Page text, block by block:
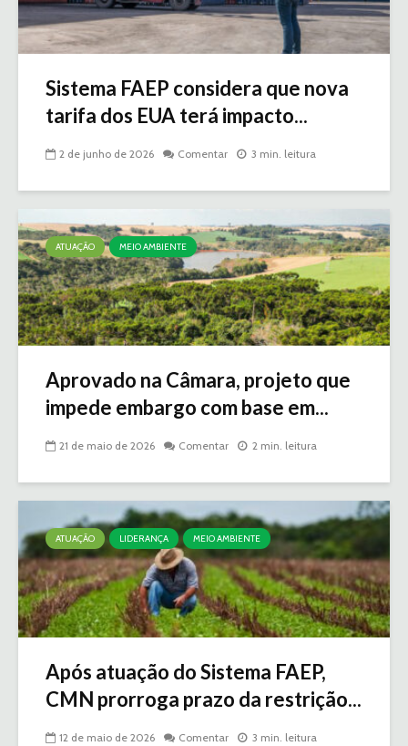
Sistema FAEP considera que nova
tarifa dos EUA terá impacto...
2 de junho de 2026 Comentar 3 min. leitura
ATUAÇÃO MEIO AMBIENTE
Aprovado na Câmara, projeto que
impede embargo com base em...
21 de maio de 2026 Comentar 2 min. leitura
ATUAÇÃO LIDERANÇA MEIO AMBIENTE
Após atuação do Sistema FAEP,
CMN prorroga prazo da restrição...
12 de maio de 2026 Comentar 3 min. leitura